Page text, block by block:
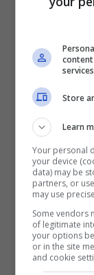
51′ –
ospiti
Primo
lascia il
48′ –
Nella
Porto.
content
Store
Learn
Your personal
your device
data) may be
partners, or
may use
Some vendors
of legitimate
your options
or in the site
and cookie